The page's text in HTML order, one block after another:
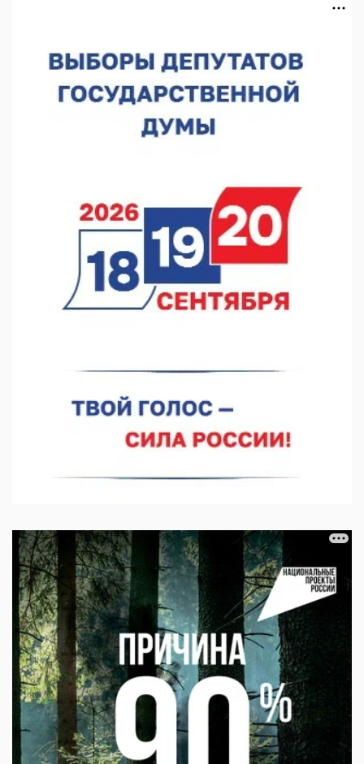
05.08.2026 14:04
Фестиваль SALUT! ИСКРА пройдет в сквере Свердлова
Нижегородский кадровый центр проведет ярмарки вакансий
05.08.2026 10:51